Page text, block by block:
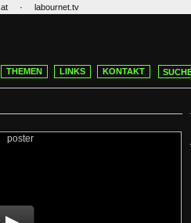
· labournet.tv
THEMEN LINKS KONTAKT